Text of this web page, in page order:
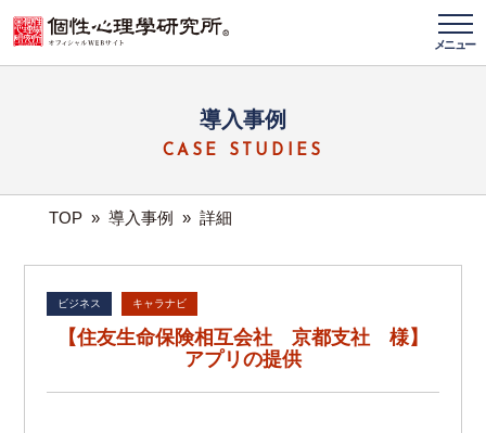
メニュー
導入事例
CASE STUDIES
TOP » 導入事例 » 詳細
ビジネス キャラナビ
【住友生命保険相互会社 京都支社 様】
アプリの提供